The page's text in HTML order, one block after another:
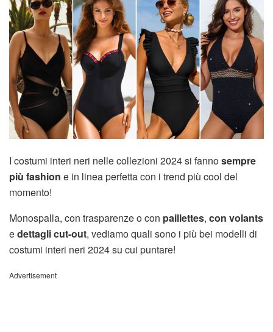
I costumi interi neri nelle collezioni 2024 si fannosempre
più fashion e in linea perfetta con i trend più cool del
momento!
Monospalla, con trasparenze o con paillettes, con volants
edettagli cut-out, vediamo quali sono i più bei modelli di
costumi interi neri 2024 su cui puntare!
Advertisement